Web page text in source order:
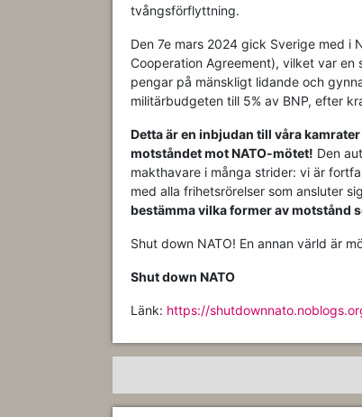
tvångsförflyttning.
Den 7e mars 2024 gick Sverige med i
Cooperation Agreement), vilket var
pengar på mänskligt lidande och
militärbudgeten till 5% av BNP, efter
Detta är en inbjudan till våra
motståndet mot NATO-mötet! Den
makthavare i många strider: vi är
med alla frihetsrörelser som ansluter
bestämma vilka former av motstånd
Shut down NATO! En annan värld är
Shut down NATO
Länk: https://